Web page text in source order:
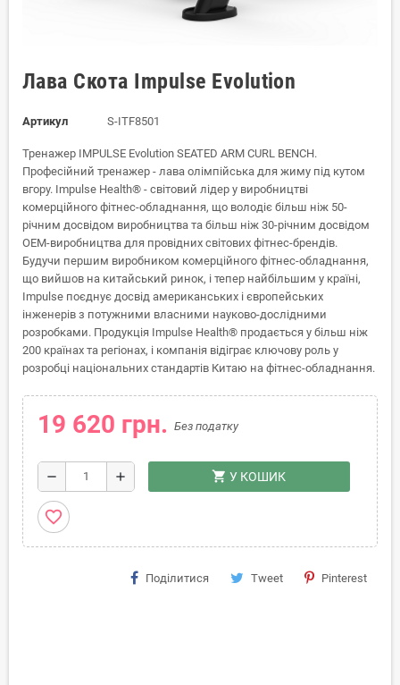
Лава Скота Impulse Evolution
Артикул S-ITF8501
Тренажер IMPULSE Evolution SEATED ARM CURL BENCH.
Професійний тренажер - лава олімпійська для жиму під кутом
вгору. Impulse Health® - світовий лідер у виробництві
комерційного фітнес-обладнання, що володіє більш ніж 50-
річним досвідом виробництва та більш ніж 30-річним досвідом
OEM-виробництва для провідних світових фітнес-брендів.
Будучи першим виробником комерційного фітнес-обладнання,
що вийшов на китайський ринок, і тепер найбільшим у країні,
Impulse поєднує досвід американських і європейських
інженерів з потужними власними науково-дослідними
розробками. Продукція Impulse Health® продається у більш ніж
200 країнах та регіонах, і компанія відіграє ключову роль у
розробці національних стандартів Китаю на фітнес-обладнання.
19 620 грн. Без податку
remove add shopping_cart У КОШИК
favorite_border
Поділитися Tweet Pinterest